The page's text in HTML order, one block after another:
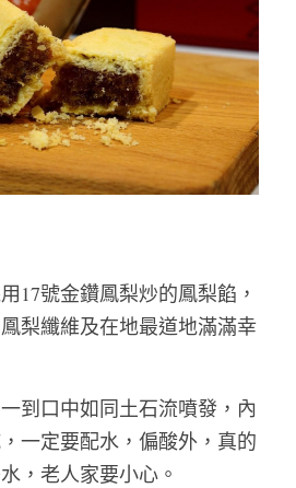
17號金鑽鳳梨炒的鳳梨餡，
梨纖維及在地最道地滿滿幸
到口中如同土石流噴發，內
一定要配水，偏酸外，真的
，老人家要小心。